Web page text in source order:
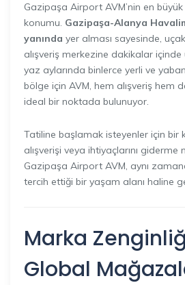
Gazipaşa Airport AVM’nin en
konumu. Gazipaşa-Alanya
yanında yer alması sayesinde,
alışveriş merkezine dakikalar
yaz aylarında binlerce yerli ve
bölge için AVM, hem alışveriş hem
ideal bir noktada bulunuyor.
Tatiline başlamak isteyenler için bir
alışverişi veya ihtiyaçlarını giderme
Gazipaşa Airport AVM, aynı
tercih ettiği bir yaşam alanı haline
Marka
Global